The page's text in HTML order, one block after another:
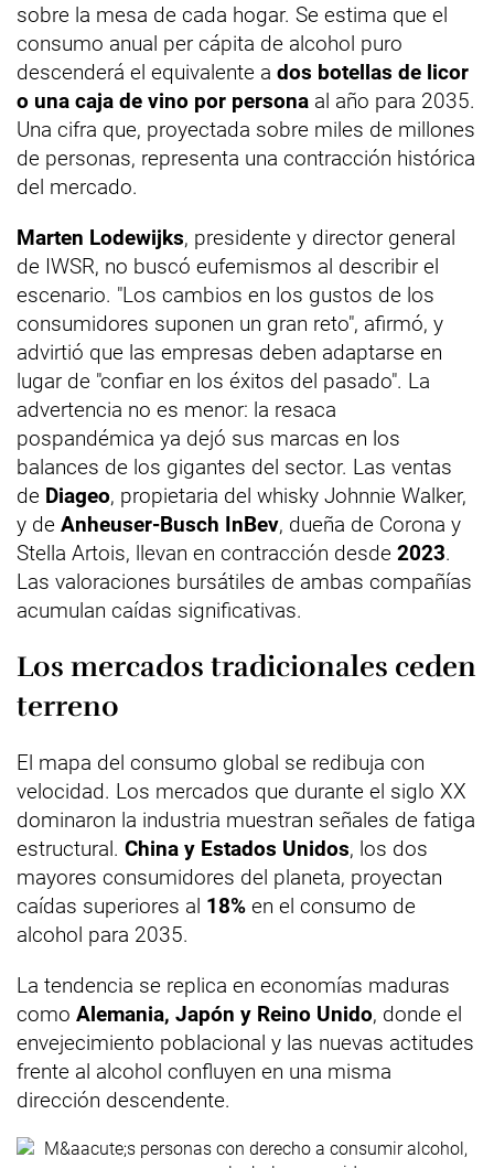
sobre la mesa de cada hogar. Se estima que el
consumo anual per cápita de alcohol puro
descenderá el equivalente a dos botellas de licor
o una caja de vino por persona al año para 2035.
Una cifra que, proyectada sobre miles de millones
de personas, representa una contracción histórica
del mercado.
Marten Lodewijks, presidente y director general
de IWSR, no buscó eufemismos al describir el
escenario. "Los cambios en los gustos de los
consumidores suponen un gran reto", afirmó, y
advirtió que las empresas deben adaptarse en
lugar de "confiar en los éxitos del pasado". La
advertencia no es menor: la resaca
pospandémica ya dejó sus marcas en los
balances de los gigantes del sector. Las ventas
de Diageo, propietaria del whisky Johnnie Walker,
y de Anheuser-Busch InBev, dueña de Corona y
Stella Artois, llevan en contracción desde 2023.
Las valoraciones bursátiles de ambas compañías
acumulan caídas significativas.
Los mercados tradicionales ceden
terreno
El mapa del consumo global se redibuja con
velocidad. Los mercados que durante el siglo XX
dominaron la industria muestran señales de fatiga
estructural. China y Estados Unidos, los dos
mayores consumidores del planeta, proyectan
caídas superiores al 18% en el consumo de
alcohol para 2035.
La tendencia se replica en economías maduras
como Alemania, Japón y Reino Unido, donde el
envejecimiento poblacional y las nuevas actitudes
frente al alcohol confluyen en una misma
dirección descendente.